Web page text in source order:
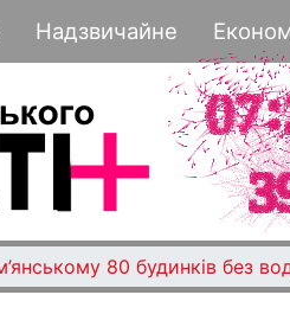
Надзвичайне
80 будинків без